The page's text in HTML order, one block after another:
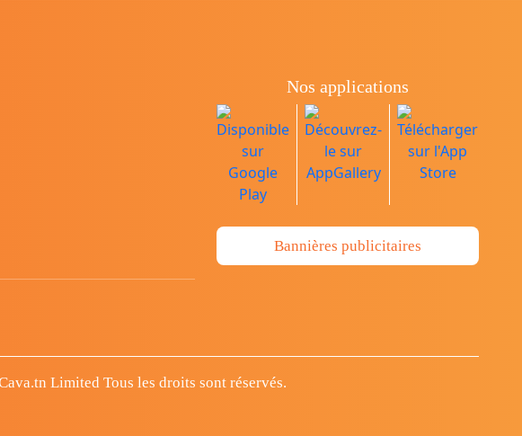
Nos applications
Bannières publicitaires
Limited Tous les droits sont réservés.